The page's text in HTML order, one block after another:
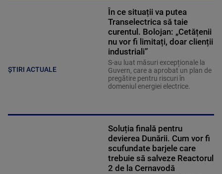
ȘTIRI ACTUALE
În ce situații va putea
Transelectrica să taie
curentul. Bolojan: „Cetățenii
nu vor fi limitați, doar clienții
industriali”
S-au luat măsuri excepționale la
Guvern, care a aprobat un plan de
pregătire pentru riscuri în
domeniul energiei electrice.
Soluția finală pentru
devierea Dunării. Cum vor fi
scufundate barjele care
trebuie să salveze Reactorul
2 de la Cernavodă